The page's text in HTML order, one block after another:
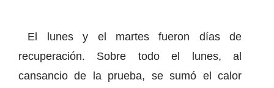
El lunes y el martes fueron días de
recuperación. Sobre todo el lunes, al
cansancio de la prueba, se sumó el calor